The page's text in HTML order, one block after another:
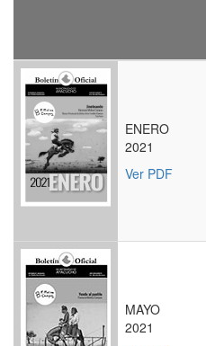
ENERO
2021
Ver PDF
MAYO
2021